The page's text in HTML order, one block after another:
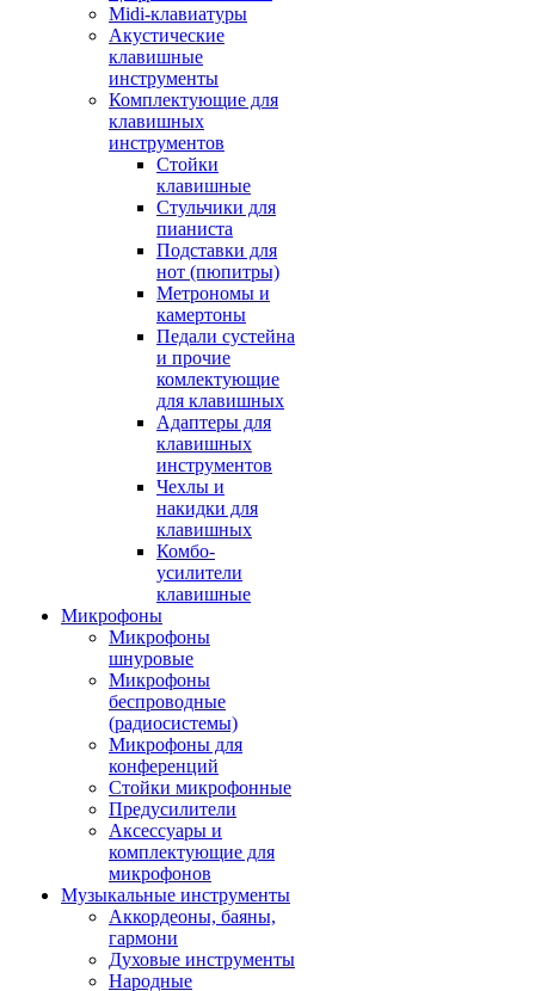
Midi-клавиатуры
Акустические
клавишные
инструменты
Комплектующие для
клавишных
инструментов
Стойки
клавишные
Стульчики для
пианиста
Подставки для
нот (пюпитры)
Метрономы и
камертоны
Педали сустейна
и прочие
комлектующие
для клавишных
Адаптеры для
клавишных
инструментов
Чехлы и
накидки для
клавишных
Комбо-
усилители
клавишные
Микрофоны
Микрофоны
шнуровые
Микрофоны
беспроводные
(радиосистемы)
Микрофоны для
конференций
Стойки микрофонные
Предусилители
Аксессуары и
комплектующие для
микрофонов
Музыкальные инструменты
Аккордеоны, баяны,
гармони
Духовые инструменты
Народные